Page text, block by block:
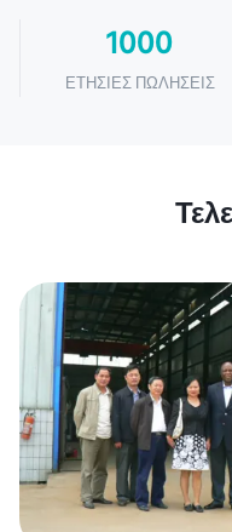
1000
ΕΤΉΣΙΕΣ ΠΩΛΉΣΕΙΣ